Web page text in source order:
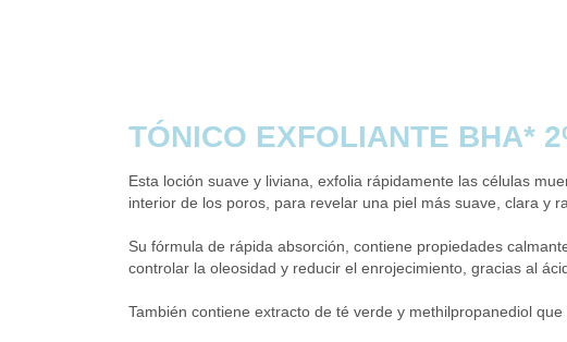
TÓNICO EXFOLIANTE BHA*
Esta loción suave y liviana, exfolia rápidamente las células
interior de los poros, para revelar una piel más suave, clara y
Su fórmula de rápida absorción, contiene propiedades
controlar la oleosidad y reducir el enrojecimiento, gracias al
También contiene extracto de té verde y methilpropanediol